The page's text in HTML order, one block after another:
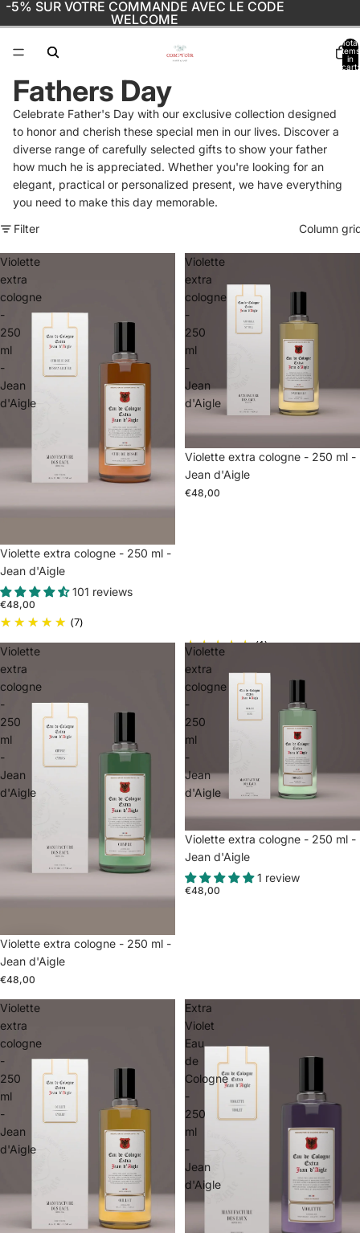
-5% SUR VOTRE COMMANDE AVEC LE CODE
WELCOME
Total
items
in
cart:
Fathers Day
Celebrate Father's Day with our exclusive collection designed
to honor and cherish these special men in our lives. Discover a
diverse range of carefully selected gifts to show your father
how much he is appreciated. Whether you're looking for an
elegant, practical or personalized present, we have everything
you need to make this day memorable.
Filter
Column
Violette
extra
cologne
-
250
ml
-
Jean
d'Aigle
Sold out
Violette extra cologne - 250 ml -
Jean d'Aigle
101 reviews
€48,00
(7)
Violette
extra
cologne
-
250
ml
-
Jean
d'Aigle
Sold out
Violette extra cologne - 250 ml -
Jean d'Aigle
€48,00
(1)
Violette
extra
cologne
-
250
ml
-
Jean
d'Aigle
Violette extra cologne - 250 ml -
Jean d'Aigle
€48,00
Violette
extra
cologne
-
250
ml
-
Jean
d'Aigle
Violette extra cologne - 250 ml -
Jean d'Aigle
1 review
€48,00
Violette
extra
cologne
-
250
ml
-
Jean
d'Aigle
Extra
Violet
Eau
de
Cologne
-
250
ml
-
Jean
d'Aigle